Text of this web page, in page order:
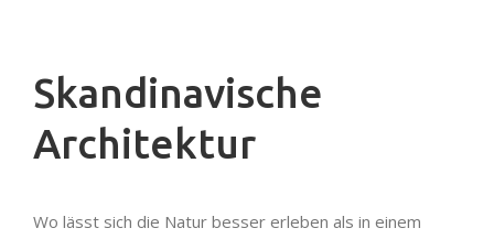
Skandinavische
Architektur
Wo lässt sich die Natur besser erleben als in einem